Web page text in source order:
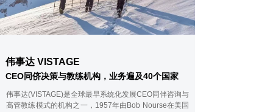
伟事达 VISTAGE
CEO同侪决策与教练机构，业务遍及40个国家
伟事达(VISTAGE)是全球最早系统化发展CEO同伴咨询与
高管教练模式的机构之一，1957年由Bob Nourse在美国